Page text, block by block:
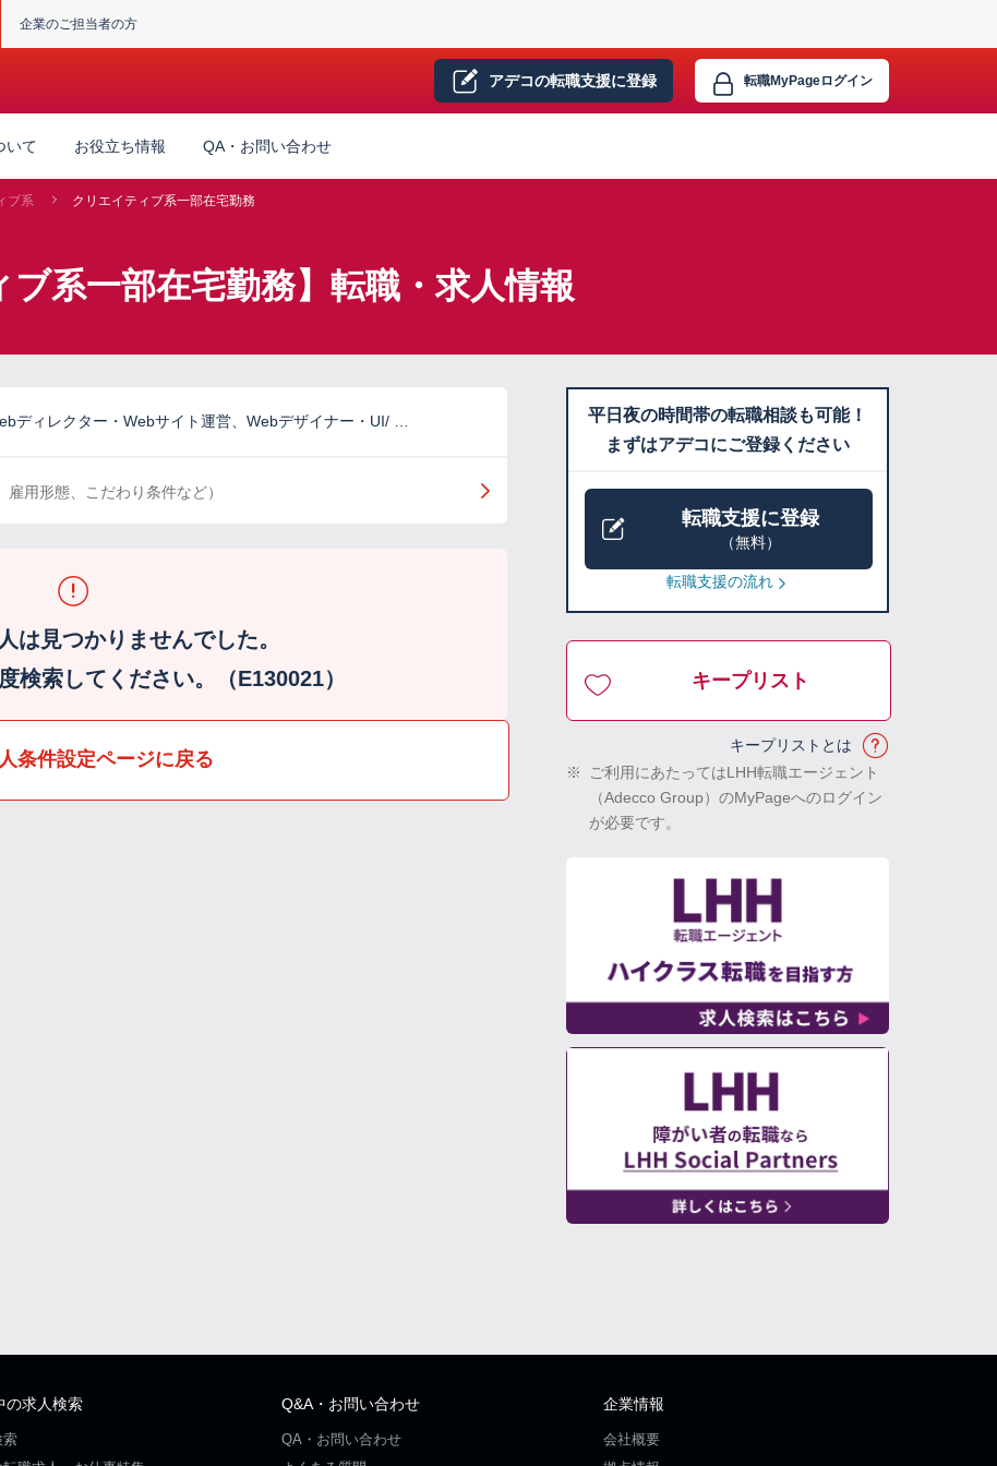
企業のご担当者の方
アデコの転職支援に登録 転職MyPageログイン
いて お役立ち情報 QA・お問い合わせ
ブ系 クリエイティブ系一部在宅勤務
ブ系一部在宅勤務】転職・求人情報
ディレクター・Webサイト運営、Webデザイナー・UI/ …
雇用形態、こだわり条件など）
は見つかりませんでした。
検索してください。（E130021）
条件設定ページに戻る
平日夜の時間帯の転職相談も可能！
まずはアデコにご登録ください
転職支援に登録
（無料）
転職支援の流れ
キープリスト
キープリストとは
※
ご利用にあたってはLHH転職エージェント
（Adecco Group）のMyPageへのログイン
が必要です。
の求人検索
索
Q&A・お問い合わせ
QA・お問い合わせ
企業情報
会社概要